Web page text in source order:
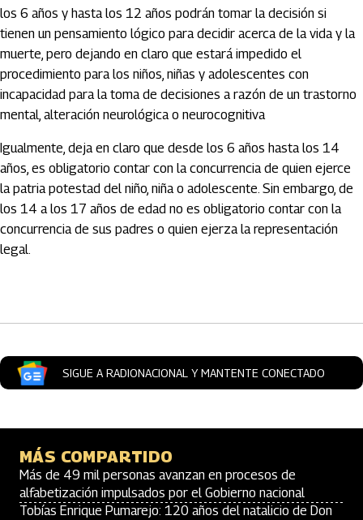
los 6 años y hasta los 12 años podrán tomar la decisión si
tienen un pensamiento lógico para decidir acerca de la vida y la
muerte, pero dejando en claro que estará impedido el
procedimiento para los niños, niñas y adolescentes con
incapacidad para la toma de decisiones a razón de un trastorno
mental, alteración neurológica o neurocognitiva
Igualmente, deja en claro que desde los 6 años hasta los 14
años, es obligatorio contar con la concurrencia de quien ejerce
la patria potestad del niño, niña o adolescente. Sin embargo, de
los 14 a los 17 años de edad no es obligatorio contar con la
concurrencia de sus padres o quien ejerza la representación
legal.
SIGUE A RADIONACIONAL Y MANTENTE CONECTADO
MÁS COMPARTIDO
Más de 49 mil personas avanzan en procesos de
alfabetización impulsados por el Gobierno nacional
Tobías Enrique Pumarejo: 120 años del natalicio de Don